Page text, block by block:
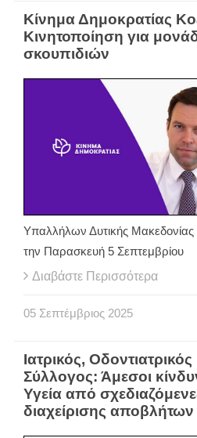
Κίνημα Δημοκρατίας
Κινητοποίηση για
σκουπιδιών
Υπαλλήλων Δυτικής Μακεδονίας
την Παρασκευή 5 Σεπτεμβρίου
Διαβάστε Περισσότερα
05 Σεπτέμβριος 2025
Ιατρικός,
Σύλλογος: Άμεσοι
Υγεία από
διαχείρισης αποβλήτων